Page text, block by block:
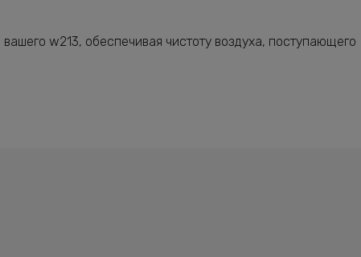
w213, обеспечивая чистоту воздуха, поступающего